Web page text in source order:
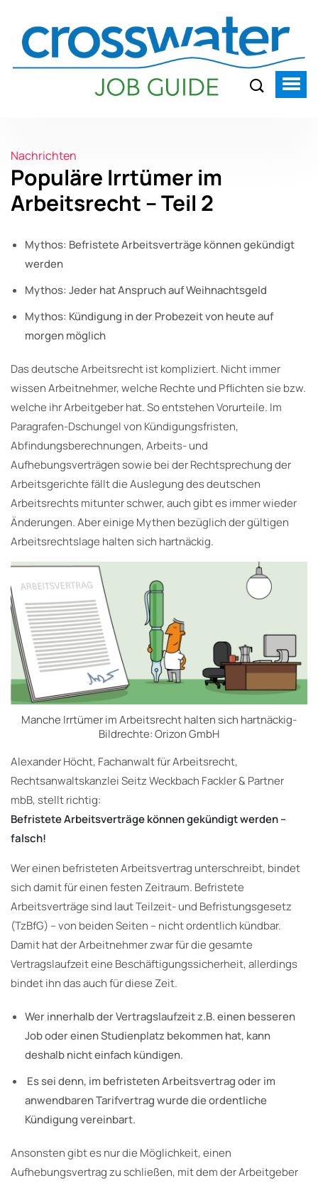
Nachrichten
Populäre Irrtümer im
Arbeitsrecht – Teil 2
Mythos: Befristete Arbeitsverträge können gekündigt
werden
Mythos: Jeder hat Anspruch auf Weihnachtsgeld
Mythos: Kündigung in der Probezeit von heute auf
morgen möglich
Das deutsche Arbeitsrecht ist kompliziert. Nicht immer
wissen Arbeitnehmer, welche Rechte und Pflichten sie bzw.
welche ihr Arbeitgeber hat. So entstehen Vorurteile. Im
Paragrafen-Dschungel von Kündigungsfristen,
Abfindungsberechnungen, Arbeits- und
Aufhebungsverträgen sowie bei der Rechtsprechung der
Arbeitsgerichte fällt die Auslegung des deutschen
Arbeitsrechts mitunter schwer, auch gibt es immer wieder
Änderungen. Aber einige Mythen bezüglich der gültigen
Arbeitsrechtslage halten sich hartnäckig.
Manche Irrtümer im Arbeitsrecht halten sich hartnäckig-
Bildrechte: Orizon GmbH
Alexander Höcht, Fachanwalt für Arbeitsrecht,
Rechtsanwaltskanzlei Seitz Weckbach Fackler & Partner
mbB, stellt richtig:
Befristete Arbeitsverträge können gekündigt werden –
falsch!
Wer einen befristeten Arbeitsvertrag unterschreibt, bindet
sich damit für einen festen Zeitraum. Befristete
Arbeitsverträge sind laut Teilzeit- und Befristungsgesetz
(TzBfG) – von beiden Seiten – nicht ordentlich kündbar.
Damit hat der Arbeitnehmer zwar für die gesamte
Vertragslaufzeit eine Beschäftigungssicherheit, allerdings
bindet ihn das auch für diese Zeit.
Wer innerhalb der Vertragslaufzeit z.B. einen besseren
Job oder einen Studienplatz bekommen hat, kann
deshalb nicht einfach kündigen.
Es sei denn, im befristeten Arbeitsvertrag oder im
anwendbaren Tarifvertrag wurde die ordentliche
Kündigung vereinbart.
Ansonsten gibt es nur die Möglichkeit, einen
Aufhebungsvertrag zu schließen, mit dem der Arbeitgeber